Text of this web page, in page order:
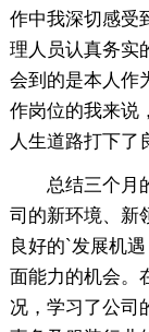
作中我深切感受
理人员认真务实
会到的是本人作
作岗位的我来说
人生道路打下了
总结三个月的
司的新环境、新
良好的`发展机
面能力的机会。
况，学习了公司